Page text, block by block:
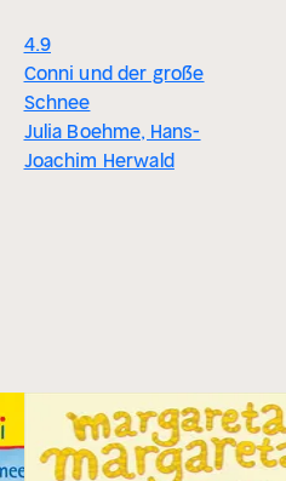
4.9
Conni und der große
Schnee
Julia Boehme, Hans-
Joachim Herwald